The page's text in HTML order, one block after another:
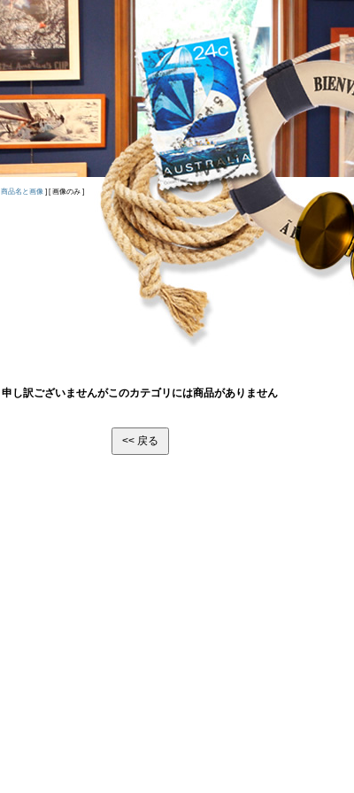
商品名と画像 ] [ 画像のみ ]
申し訳ございませんがこのカテゴリには商品がありません